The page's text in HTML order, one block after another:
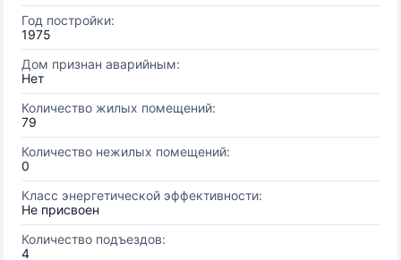
Год постройки:
1975
Дом признан аварийным:
Нет
Количество жилых помещений:
79
Количество нежилых помещений:
0
Класс энергетической эффективности:
Не присвоен
Количество подъездов:
4